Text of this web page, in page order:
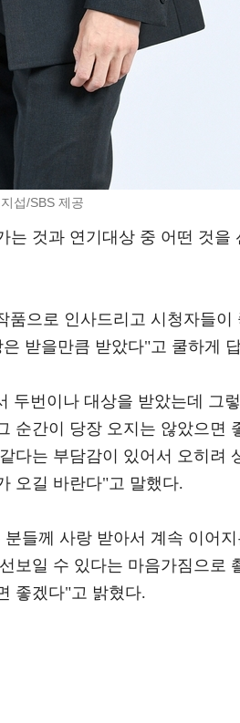
섭/SBS 제공
것과 연기대상 중 어떤 것을
으로 인사드리고 시청자들이
받을만큼 받았다"고 쿨하게
두번이나 대상을 받았는데 그
순간이 당장 오지는 않았으면
다는 부담감이 있어서 오히려
오길 바란다"고 말했다.
들께 사랑 받아서 계속 이어
보일 수 있다는 마음가짐으로
좋겠다"고 밝혔다.